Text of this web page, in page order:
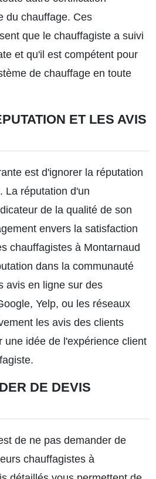
du chauffage. Ces
que le chauffagiste a suivi
et qu'il est compétent pour
de chauffage en toute
ET LES AVIS
est d'ignorer la réputation
La réputation d'un
de la qualité de son
envers la satisfaction
chauffagistes à Montarnaud
dans la communauté
avis en ligne sur des
Yelp, ou les réseaux
les avis des clients
une idée de l'expérience client
DE DEVIS
de ne pas demander de
chauffagistes à